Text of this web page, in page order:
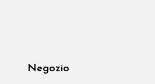
Negozio